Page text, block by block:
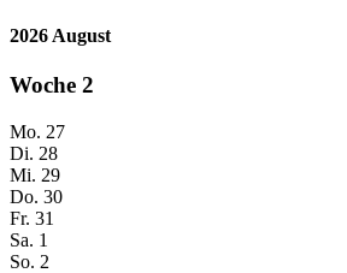
2026 August
Woche 2
Mo. 27
Di. 28
Mi. 29
Do. 30
Fr. 31
Sa. 1
So. 2